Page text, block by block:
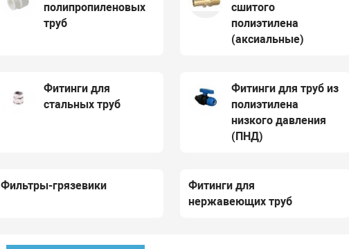
полипропиленовых
труб
сшитого
полиэтилена
(аксиальные)
Фитинги для
стальных труб
Фитинги для труб из
полиэтилена
низкого давления
(ПНД)
Фильтры-грязевики
Фитинги для
нержавеющих труб